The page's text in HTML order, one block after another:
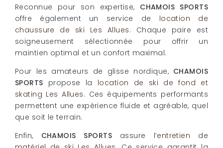
Reconnue pour son expertise, CHAMOIS SPORTS
offre également un service de location de
chaussure de ski Les Allues. Chaque paire est
soigneusement sélectionnée pour offrir un
maintien optimal et un confort maximal.
Pour les amateurs de glisse nordique, CHAMOIS
SPORTS propose la location de ski de fond et
skating Les Allues. Ces équipements performants
permettent une expérience fluide et agréable, quel
que soit le terrain.
Enfin, CHAMOIS SPORTS assure l’entretien de